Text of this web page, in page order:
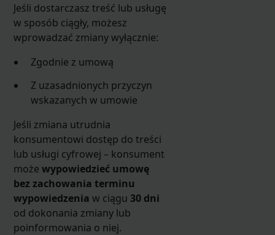
Jeśli dostarczasz treść lub usługę
w sposób ciągły, możesz
wprowadzać zmiany wyłącznie:
Zgodnie z umową
Z uzasadnionych przyczyn
wskazanych w umowie
Jeśli zmiana utrudnia
konsumentowi dostęp do treści
lub usługi cyfrowej – konsument
może wypowiedzieć umowę
bez zachowania terminu
wypowiedzenia w ciągu 30 dni
od dokonania zmiany lub
poinformowania o niej.